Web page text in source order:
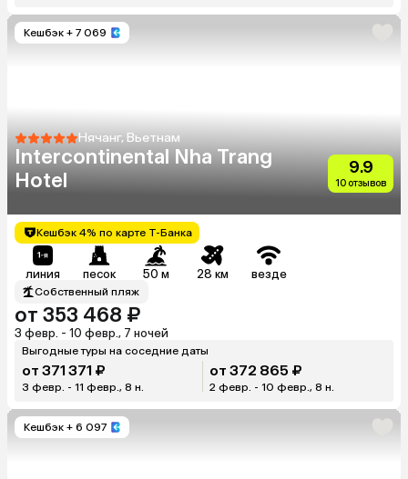
Кешбэк + 7 069
Нячанг, Вьетнам
Intercontinental Nha Trang
Hotel
9.9
10 отзывов
Кешбэк 4% по карте Т-Банка
линия песок 50 м 28 км везде
Собственный пляж
от 353 468 ₽
3 февр. - 10 февр., 7 ночей
Выгодные туры на соседние даты
от 371 371 ₽
3 февр. - 11 февр., 8 н.
от 372 865 ₽
2 февр. - 10 февр., 8 н.
Кешбэк + 6 097